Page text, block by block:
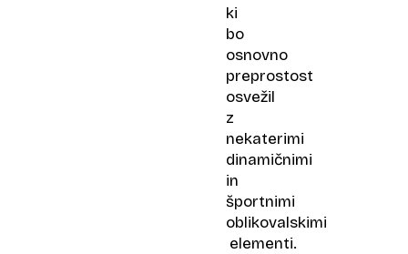
ki
bo
osnovno
preprostost
osvežil
z
nekaterimi
dinamičnimi
in
športnimi
oblikovalskimi
elementi.